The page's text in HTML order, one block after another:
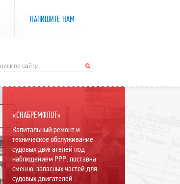
«СНАБРЕМФЛОТ»
Капитальный ремонт и
техническое обслуживание
судовых двигателей под
наблюдением РРР, поставка
сменно-запасных частей для
судовых двигателей
НАПИШИТЕ НАМ